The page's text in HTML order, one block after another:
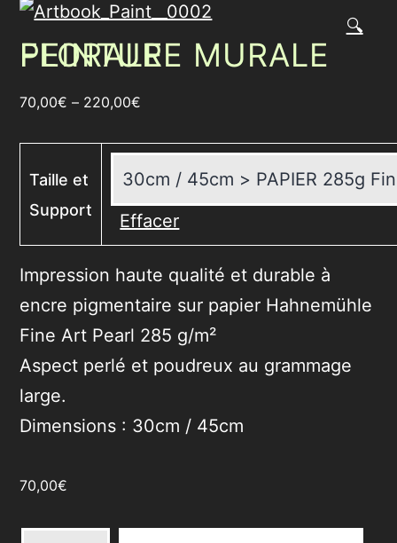
🔍
PEINTURE MURALE FLORALE
70,00€ – 220,00€
Taille et
Support
Effacer
Impression haute qualité et durable à
encre pigmentaire sur papier Hahnemühle
Fine Art Pearl 285 g/m²
Aspect perlé et poudreux au grammage
large.
Dimensions : 30cm / 45cm
70,00€